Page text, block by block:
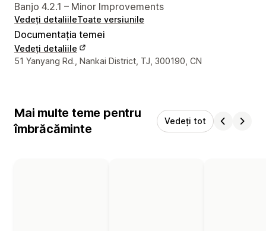
Banjo 4.2.1 – Minor Improvements
Vedeți detaliileToate versiunile
Documentația temei
Vedeți detaliile
Detaliile de contact ale designerului
51 Yanyang Rd., Nankai District, TJ, 300190, CN
Mai multe teme pentru
îmbrăcăminte
Vedeți tot